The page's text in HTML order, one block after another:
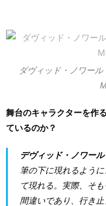
ダヴィッド・ノワー
舞台のキャラクターを作
ているのか？
デヴィッド・ノワール
筆の下に現れるよう
て現れる。実際、そ
間違いであり、行き